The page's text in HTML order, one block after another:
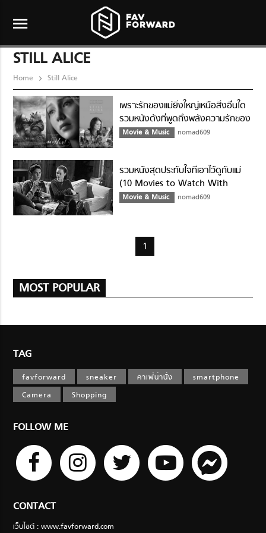
menu
STILL ALICE
Home Still Alice
เพราะรักของแม่ยิ่งใหญ่เหนือสิ่งอื่นใด
รวมหนังดังที่พูดถึงพลังความรักของ
แม่Movie & Music nomad609
รวมหนังสุดประทับใจที่เอาไว้ดูกับแม่
(10 Movies to Watch With
Mom)
Movie & Music nomad609
1
MOST POPULAR
TAG
favforward sneaker คาเฟ่น่านั่ง
smartphone
Camera
Shopping
FOLLOW ME
CONTACT
เว็บไซต์ : www.favforward.com